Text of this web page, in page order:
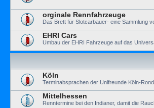
orginale Rennfahrzeuge
Das Brett für Slotcarbauer- eine Sammlung
EHRI Cars
Umbau der EHRI Fahrzeuge auf das
Köln
Terminabsprachen der Unifreunde Köln-
Mittelhessen
Renntermine bei den Indianer, damit die